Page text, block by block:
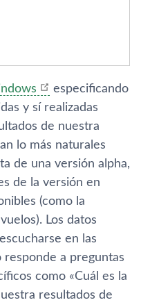
especificando
y sí­ realizadas
de nuestra
lo más naturales
de una versión alpha,
de la versión en
(como la
Los datos
en las
responde a preguntas
como «Cuál es la
resultados de